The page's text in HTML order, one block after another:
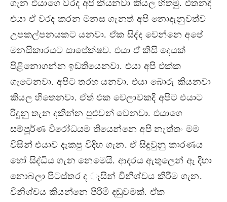
ගැන එයාගෙ වරද අපි කියනවා කියල හිතමු. එතනදි
එයා ඒ වරද කරන මනස ගැනත් අපි නොදැනුවත්ව
උපකල්පනයකට යනවා. ඒක සිද්ද වෙන්නෙ අපේ
මනසිකාරයට සාපේක්ෂව. එයා ඒ කිසි දෙයක්
පිළිනොගන්න ඉඩතියෙනවා. එයා අපි එක්ක
ගැටෙනවා. අපිට තරහ යනවා. එයා බොරු කියනවා
කියල හිතෙනවා. ඒත් එක වෙලාවකදි අපිට එයාට
රිදුනු තැන දකින්න පුළුවන් වෙනවා. එයාගෙ
සම්පූර්ණ විරෝධයම තියෙන්නෙ අපි නැත්තං මම
විසින් එයාව දැකපු විදිහ ගැන. ඒ සිදුවුනු කාරණය
හෝ සිද්ධිය ගැන නෙමෙයි. ආදරය ඇතුලෙන් ඈ දිහා
නොබලා පිටස්තර ද ෑසින් විනිශ්චය කිරීම ගැන.
විනිශ්චය කියන්නෙ පිරිමි දඬුවමක්. ඒක